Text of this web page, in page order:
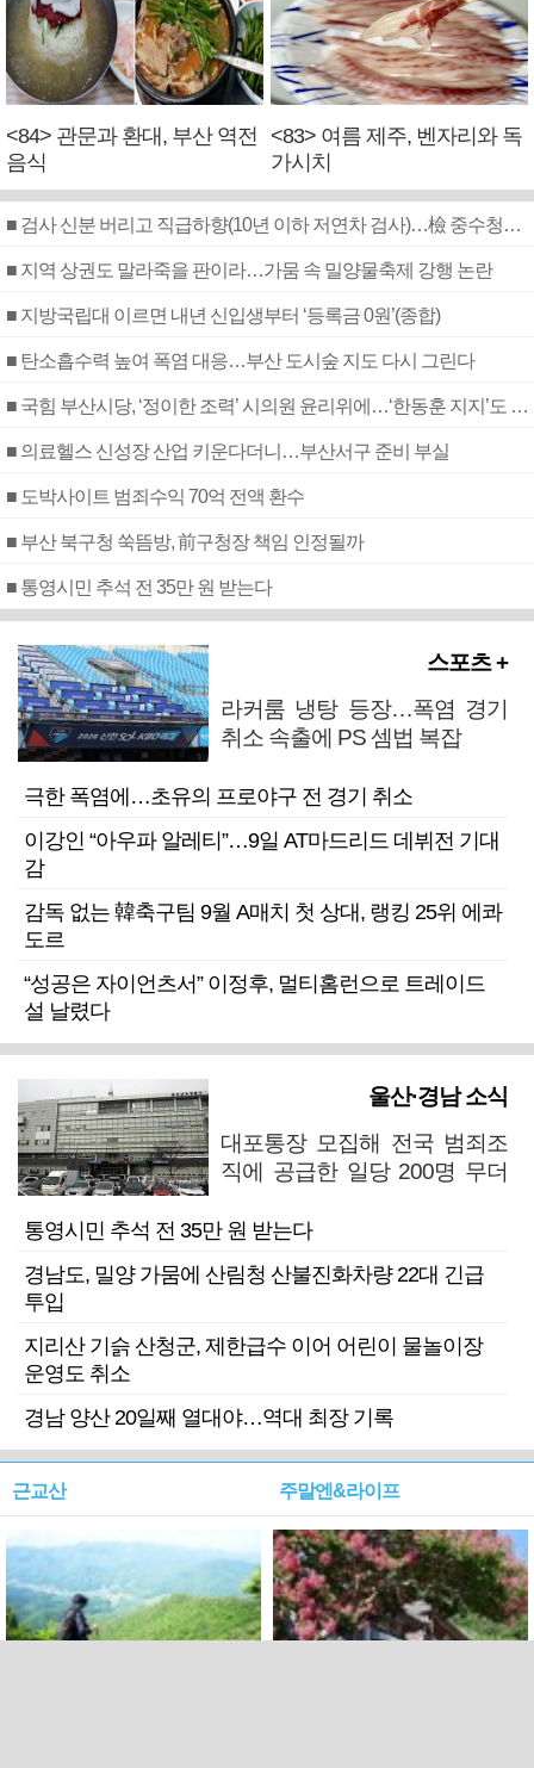
<84> 관문과 환대, 부산 역전
음식
<83> 여름 제주, 벤자리와 독
가시치
■ 검사 신분 버리고 직급하향(10년 이하 저연차 검사)…檢 중수청행 기피
■ 지역 상권도 말라죽을 판이라…가뭄 속 밀양물축제 강행 논란
■ 지방국립대 이르면 내년 신입생부터 ‘등록금 0원’(종합)
■ 탄소흡수력 높여 폭염 대응…부산 도시숲 지도 다시 그린다
■ 국힘 부산시당, ‘정이한 조력’ 시의원 윤리위에…‘한동훈 지지’도 신고접수
■ 의료헬스 신성장 산업 키운다더니…부산서구 준비 부실
■ 도박사이트 범죄수익 70억 전액 환수
■ 부산 북구청 쑥뜸방, 前구청장 책임 인정될까
■ 통영시민 추석 전 35만 원 받는다
스포츠 +
라커룸 냉탕 등장…폭염 경기
취소 속출에 PS 셈법 복잡
극한 폭염에…초유의 프로야구 전 경기 취소
이강인 “아우파 알레티”…9일 AT마드리드 데뷔전 기대
감
감독 없는 韓축구팀 9월 A매치 첫 상대, 랭킹 25위 에콰
도르
“성공은 자이언츠서” 이정후, 멀티홈런으로 트레이드
설 날렸다
울산·경남 소식
대포통장 모집해 전국 범죄조
직에 공급한 일당 200명 무더
통영시민 추석 전 35만 원 받는다
경남도, 밀양 가뭄에 산림청 산불진화차량 22대 긴급
투입
지리산 기슭 산청군, 제한급수 이어 어린이 물놀이장
운영도 취소
경남 양산 20일째 열대야…역대 최장 기록
근교산 주말엔&라이프